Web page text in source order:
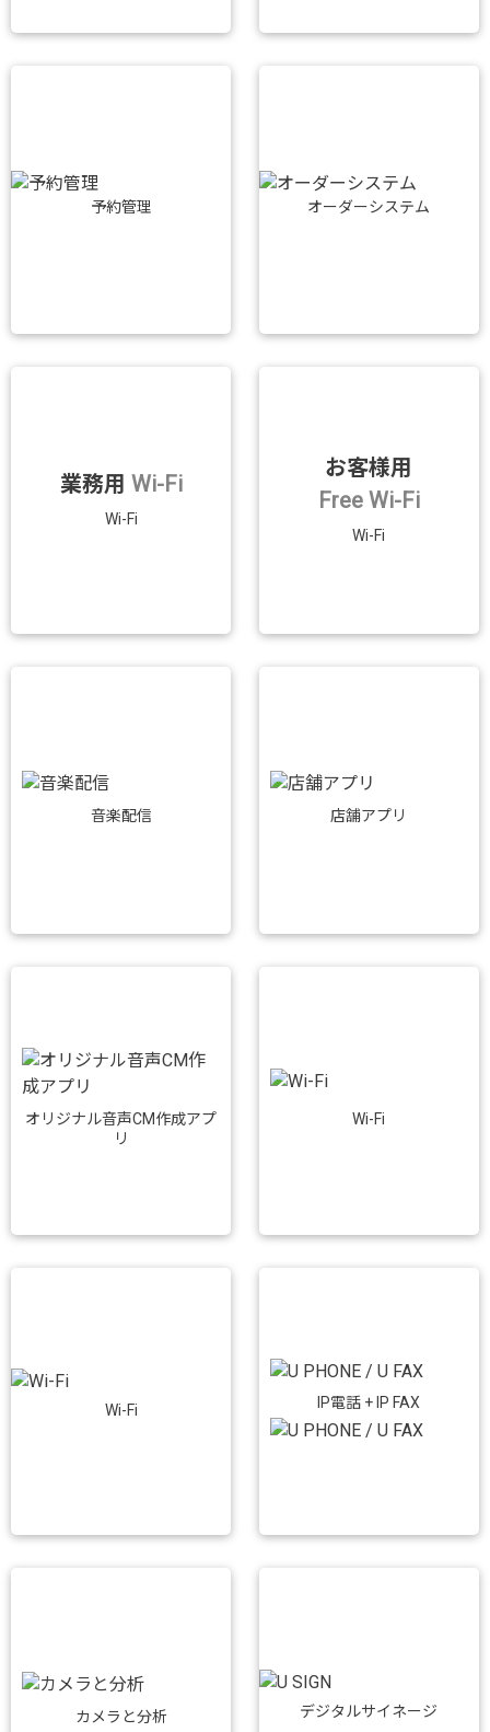
予約管理 オーダーシステム
業務用 Wi-Fi
Wi-Fi
お客様用
Free Wi-Fi
Wi-Fi
音楽配信 店舗アプリ
オリジナル音声CM作成アプ
リ
Wi-Fi
Wi-Fi IP電話 + IP FAX
カメラと分析 デジタルサイネージ